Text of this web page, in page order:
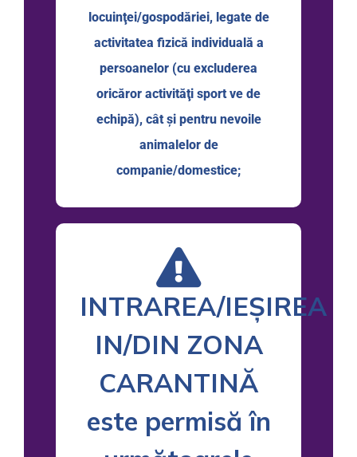
locuinţei/gospodăriei, legate de
activitatea fizică individuală a
persoanelor (cu excluderea
oricăror activităţi sport ve de
echipă), cât şi pentru nevoile
animalelor de
companie/domestice;
INTRAREA/IEȘIREA
IN/DIN ZONA
CARANTINĂ
este permisă în